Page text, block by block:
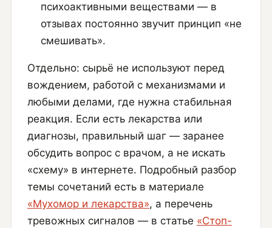
психоактивными веществами — в
отзывах постоянно звучит принцип «не
смешивать».
Отдельно: сырьё не используют перед
вождением, работой с механизмами и
любыми делами, где нужна стабильная
реакция. Если есть лекарства или
диагнозы, правильный шаг — заранее
обсудить вопрос с врачом, а не искать
«схему» в интернете. Подробный разбор
темы сочетаний есть в материале
«Мухомор и лекарства», а перечень
тревожных сигналов — в статье «Стоп-